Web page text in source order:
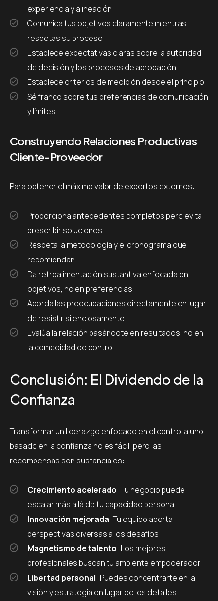
experiencia y alineación
Comunica tus objetivos claramente mientras
respetas su proceso
Establece expectativas claras sobre la autoridad
de decisión y los procesos de aprobación
Establece criterios de medición desde el principio
Sé franco sobre tus preferencias de comunicación
y límites
Construyendo Relaciones Productivas
Cliente-Proveedor
Para obtener el máximo valor de expertos externos:
Proporciona antecedentes completos pero evita
prescribir soluciones
Respeta la metodología y el cronograma que
recomiendan
Da retroalimentación sustantiva enfocada en
objetivos, no en preferencias
Aborda las preocupaciones directamente en lugar
de resistir silenciosamente
Evalúa la relación basándote en resultados, no en
la comodidad de control
Conclusión: El Dividendo de la
Confianza
Transformar un liderazgo enfocado en el control a uno
basado en la confianza no es fácil, pero las
recompensas son sustanciales:
Crecimiento acelerado: Tu negocio puede
escalar más allá de tu capacidad personal
Innovación mejorada: Tu equipo aporta
perspectivas diversas a los desafíos
Magnetismo de talento: Los mejores
profesionales buscan tu ambiente empoderador
Libertad personal: Puedes concentrarte en la
visión y estrategia en lugar de los detalles